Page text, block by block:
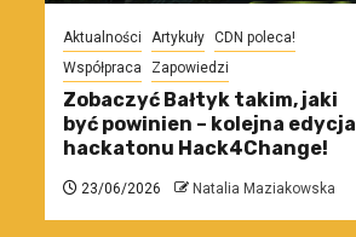
Aktualności Artykuły CDN poleca!
Współpraca
Zapowiedzi
Zobaczyć Bałtyk takim, jaki
być powinien – kolejna edycja
hackatonu Hack4Change!
23/06/2026 Natalia Maziakowska